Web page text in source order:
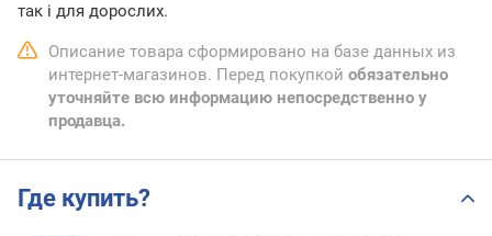
так і для дорослих.
Описание товара сформировано на базе данных из
интернет-магазинов. Перед покупкой обязательно
уточняйте всю информацию непосредственно у
продавца.
Где купить?